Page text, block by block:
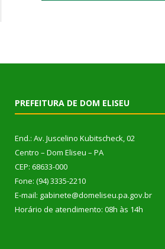
PREFEITURA DE DOM ELISEU
End.: Av. Juscelino Kubitscheck, 02
Centro – Dom Eliseu – PA
CEP: 68633-000
Fone: (94) 3335-2210
E-mail: gabinete@domeliseu.pa.gov.br
Horário de atendimento: 08h às 14h